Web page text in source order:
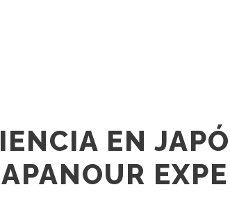
EN
OUR